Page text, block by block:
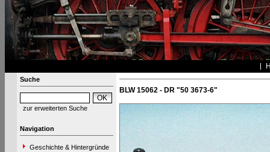
Suche
zur erweiterten Suche
Navigation
Geschichte & Hintergründe
BLW 15062 - DR "50 3673-6"